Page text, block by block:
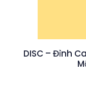
DISC – Đỉnh